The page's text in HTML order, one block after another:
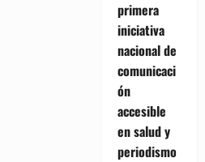
primera
iniciativa
nacional de
comunicaci
ón
accesible
en salud y
periodismo